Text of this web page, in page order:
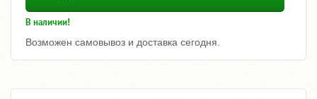
В наличии!
Возможен самовывоз и доставка сегодня.